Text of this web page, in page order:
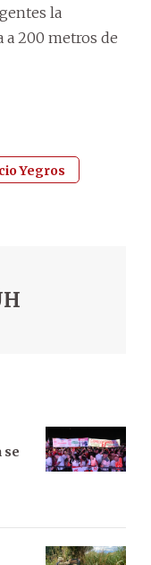
la
a 200 metros de
Yegros
se